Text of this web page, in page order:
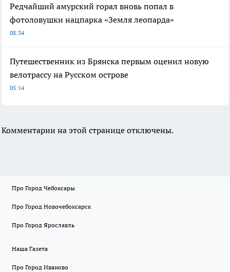
Редчайший амурский горал вновь попал в
фотоловушки нацпарка «Земля леопарда»
08:34
Путешественник из Брянска первым оценил новую
велотрассу на Русском острове
05:14
Комментарии на этой странице отключены.
Про Город Чебоксары
Про Город Новочебоксарск
Про Город Ярославль
Наша Газета
Про Город Иваново